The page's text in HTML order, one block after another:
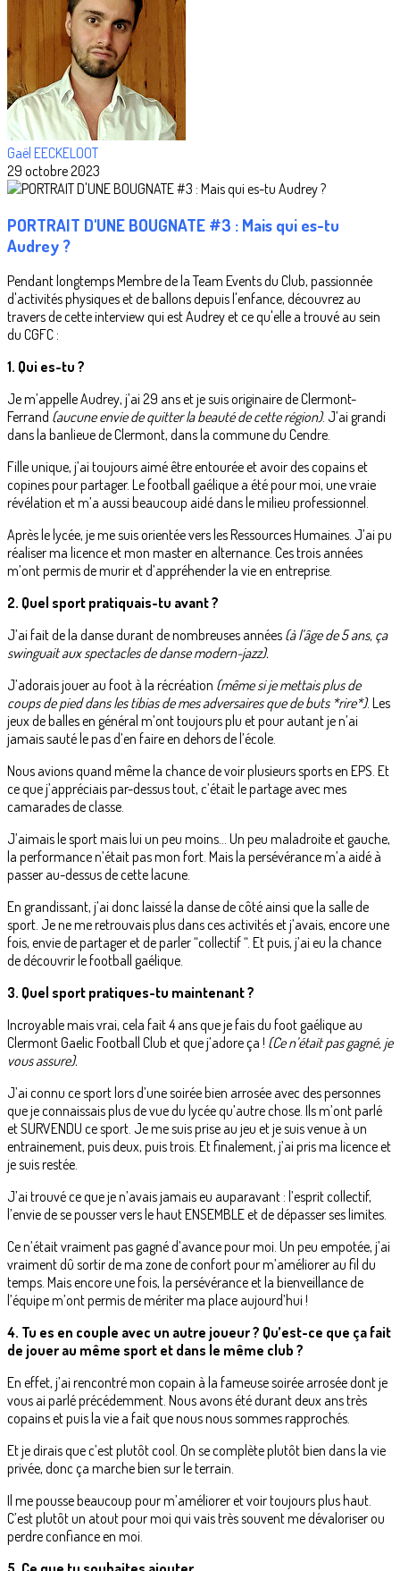
Gaël EECKELOOT
29 octobre 2023
PORTRAIT D'UNE BOUGNATE #3 : Mais qui es-tu
Audrey ?
Pendant longtemps Membre de la Team Events du Club, passionnée
d'activités physiques et de ballons depuis l'enfance, découvrez au
travers de cette interview qui est Audrey et ce qu'elle a trouvé au sein
du CGFC :
1. Qui es-tu ?
Je m’appelle Audrey, j’ai 29 ans et je suis originaire de Clermont-
Ferrand (aucune envie de quitter la beauté de cette région). J’ai grandi
dans la banlieue de Clermont, dans la commune du Cendre.
Fille unique, j’ai toujours aimé être entourée et avoir des copains et
copines pour partager. Le football gaélique a été pour moi, une vraie
révélation et m’a aussi beaucoup aidé dans le milieu professionnel.
Après le lycée, je me suis orientée vers les Ressources Humaines. J’ai pu
réaliser ma licence et mon master en alternance. Ces trois années
m’ont permis de murir et d’appréhender la vie en entreprise.
2. Quel sport pratiquais-tu avant ?
J’ai fait de la danse durant de nombreuses années (à l’âge de 5 ans, ça
swinguait aux spectacles de danse modern-jazz).
J’adorais jouer au foot à la récréation (même si je mettais plus de
coups de pied dans les tibias de mes adversaires que de buts *rire*). Les
jeux de balles en général m’ont toujours plu et pour autant je n’ai
jamais sauté le pas d’en faire en dehors de l’école.
Nous avions quand même la chance de voir plusieurs sports en EPS. Et
ce que j’appréciais par-dessus tout, c’était le partage avec mes
camarades de classe.
J’aimais le sport mais lui un peu moins... Un peu maladroite et gauche,
la performance n’était pas mon fort. Mais la persévérance m’a aidé à
passer au-dessus de cette lacune.
En grandissant, j’ai donc laissé la danse de côté ainsi que la salle de
sport. Je ne me retrouvais plus dans ces activités et j’avais, encore une
fois, envie de partager et de parler “collectif “. Et puis, j’ai eu la chance
de découvrir le football gaélique.
3. Quel sport pratiques-tu maintenant ?
Incroyable mais vrai, cela fait 4 ans que je fais du foot gaélique au
Clermont Gaelic Football Club et que j’adore ça ! (Ce n’était pas gagné, je
vous assure).
J’ai connu ce sport lors d’une soirée bien arrosée avec des personnes
que je connaissais plus de vue du lycée qu’autre chose. Ils m’ont parlé
et SURVENDU ce sport. Je me suis prise au jeu et je suis venue à un
entrainement, puis deux, puis trois. Et finalement, j’ai pris ma licence et
je suis restée.
J’ai trouvé ce que je n’avais jamais eu auparavant : l’esprit collectif,
l’envie de se pousser vers le haut ENSEMBLE et de dépasser ses limites.
Ce n’était vraiment pas gagné d’avance pour moi. Un peu empotée, j’ai
vraiment dû sortir de ma zone de confort pour m’améliorer au fil du
temps. Mais encore une fois, la persévérance et la bienveillance de
l’équipe m’ont permis de mériter ma place aujourd’hui !
4. Tu es en couple avec un autre joueur ? Qu’est-ce que ça fait
de jouer au même sport et dans le même club ?
En effet, j’ai rencontré mon copain à la fameuse soirée arrosée dont je
vous ai parlé précédemment. Nous avons été durant deux ans très
copains et puis la vie a fait que nous nous sommes rapprochés.
Et je dirais que c’est plutôt cool. On se complète plutôt bien dans la vie
privée, donc ça marche bien sur le terrain.
Il me pousse beaucoup pour m’améliorer et voir toujours plus haut.
C’est plutôt un atout pour moi qui vais très souvent me dévaloriser ou
perdre confiance en moi.